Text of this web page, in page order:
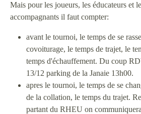
Mais pour les joueurs, les éducateurs et
accompagnants il faut compter:
avant le tournoi, le temps de se
covoiturage, le temps de trajet, le
temps d'échauffement. Du coup
13/12 parking de la Janaie 13h00.
apres le tournoi, le temps de se
de la collation, le temps du trajet.
partant du RHEU on